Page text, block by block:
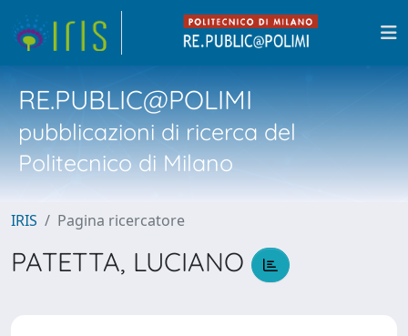
RE.PUBLIC@POLIMI
pubblicazioni di ricerca del
Politecnico di Milano
IRIS Pagina ricercatore
PATETTA, LUCIANO